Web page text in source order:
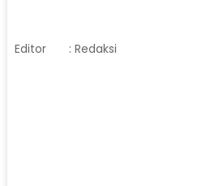
Editor : Redaksi